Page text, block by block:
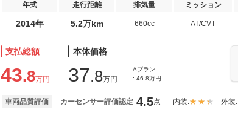
年式 走行距離 排気量 ミッション
2014年 5.2万km 660cc AT/CVT
支払総額
43.8万円
本体価格
37.8万円
Aプラン
: 46.8万円
車両品質評価 カーセンサー評価認定 4.5点 内装: 外装: